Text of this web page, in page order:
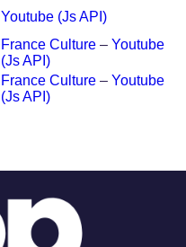
Youtube (Js API)
France Culture – Youtube
(Js API)
France Culture – Youtube
(Js API)